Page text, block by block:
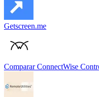
Getscreen.me
Comparar ConnectWise